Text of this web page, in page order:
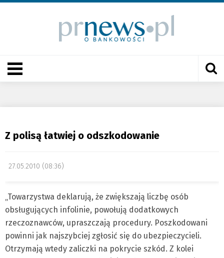
Z polisą łatwiej o odszkodowanie
27.05.2010 (08:36)
„Towarzystwa deklarują, że zwiększają liczbę osób
obsługujących infolinie, powołują dodatkowych
rzeczoznawców, upraszczają procedury. Poszkodowani
powinni jak najszybciej zgłosić się do ubezpieczycieli.
Otrzymają wtedy zaliczki na pokrycie szkód. Z kolei